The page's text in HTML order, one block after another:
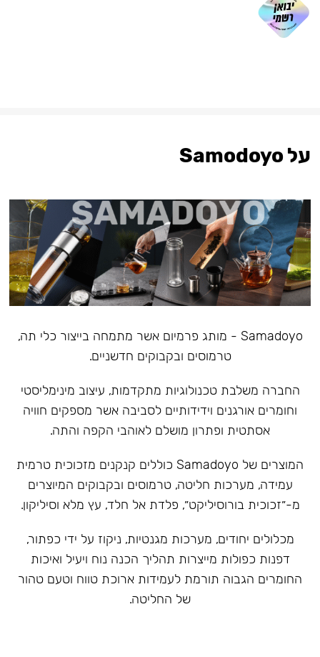
על Samodoyo
Samadoyo - מותג פרמיום אשר מתמחה בייצור כלי תה,
טרמוסים ובקבוקים חדשניים.
‏החברה משלבת טכנולוגיות מתקדמות, עיצוב מינימליסטי
וחומרים אורגנים וידידותיים לסביבה אשר מספקים חוויה
אסתטית ופתרון מושלם לאוהבי הקפה והתה.
המוצרים של Samadoyo כוללים קנקנים מזכוכית טרמית
עמידה, מערכות חליטה, טרמוסים ובקבוקים המיוצרים
מ-״זכוכית בורוסיליקט״, פלדת אל חלד, עץ מלא וסיליקון.
מכלולים יחודים, מערכות מגנטיות, ניקוז על ידי כפתור,
דפנות כפולות מייצרות תהליך הכנה נוח ויעיל ואיכות
החומרים הגבוה תורמת לעמידות ארוכת טווח וטעם טהור
של החליטה.